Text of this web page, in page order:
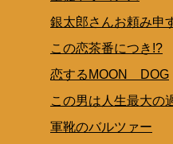
銀太郎さんお頼み申
この恋茶番につき!?
恋するMOON DOG
この男は人生最大の
軍靴のバルツァー